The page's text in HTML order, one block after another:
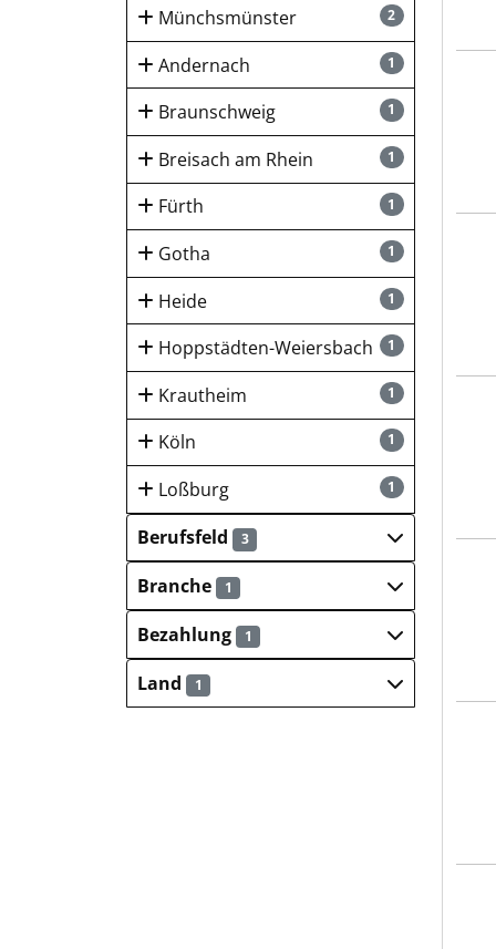
2
Münchsmünster
1
Andernach
1
Braunschweig
1
Breisach am Rhein
1
Fürth
1
Gotha
1
Heide
1
Hoppstädten-Weiersbach
1
Krautheim
1
Köln
1
Loßburg
Berufsfeld
3
Branche 1
Bezahlung 1
Land 1